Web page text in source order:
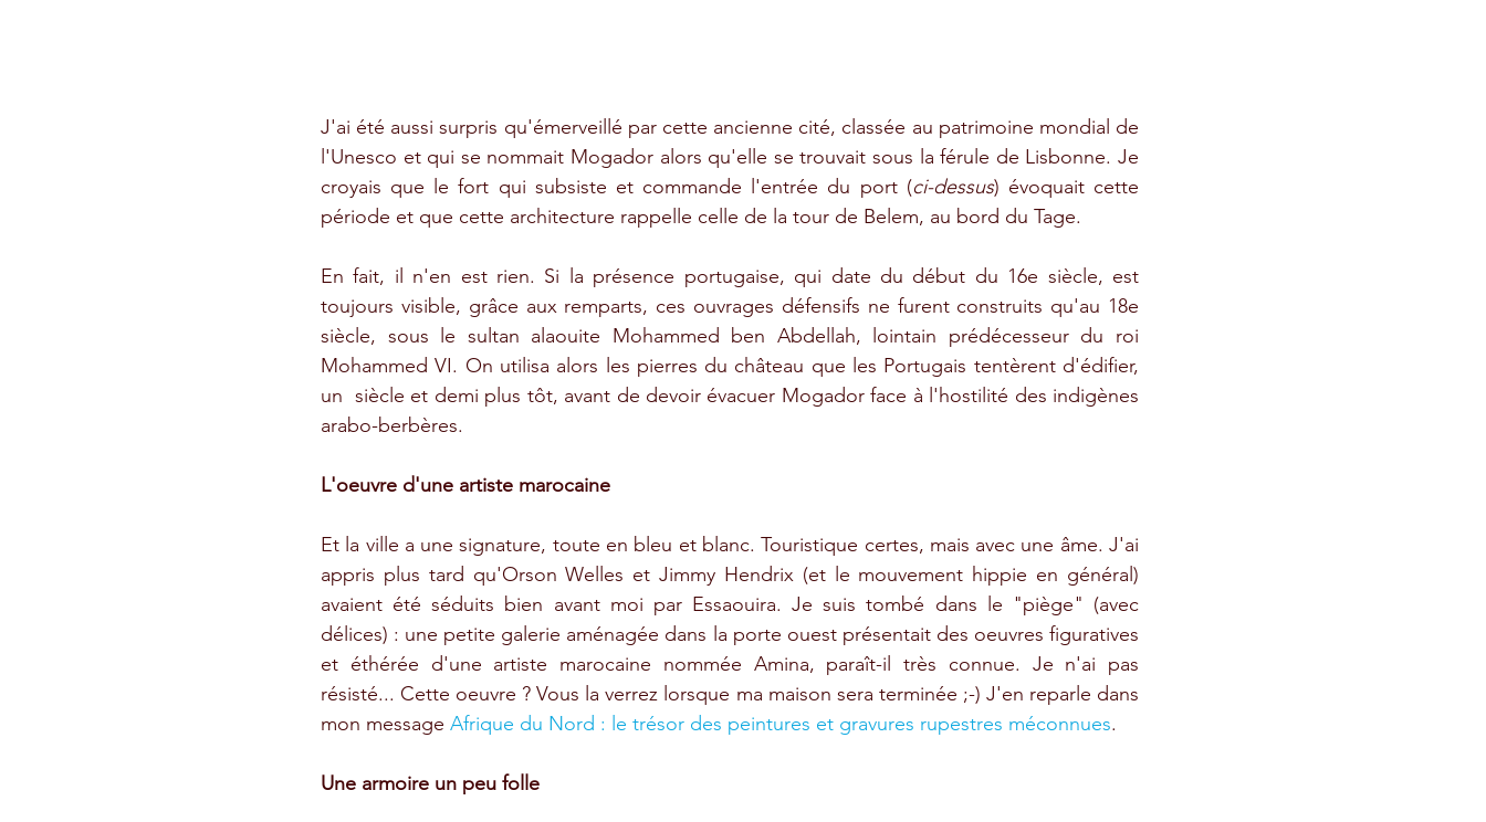
J'ai été aussi surpris qu'émerveillé par cette ancienne cité, classée au patrimoine mondial de
l'Unesco et qui se nommait Mogador alors qu'elle se trouvait sous la férule de Lisbonne. Je
croyais que le fort qui subsiste et commande l'entrée du port (ci-dessus) évoquait cette
période et que cette architecture rappelle celle de la tour de Belem, au bord du Tage.
En fait, il n'en est rien. Si la présence portugaise, qui date du début du 16e siècle, est
toujours visible, grâce aux remparts, ces ouvrages défensifs ne furent construits qu'au 18e
siècle, sous le sultan alaouite Mohammed ben Abdellah, lointain prédécesseur du roi
Mohammed VI. On utilisa alors les pierres du château que les Portugais tentèrent d'édifier,
un  siècle et demi plus tôt, avant de devoir évacuer Mogador face à l'hostilité des indigènes
arabo-berbères.
L'oeuvre d'une artiste marocaine
Et la ville a une signature, toute en bleu et blanc. Touristique certes, mais avec une âme. J'ai
appris plus tard qu'Orson Welles et Jimmy Hendrix (et le mouvement hippie en général)
avaient été séduits bien avant moi par Essaouira. Je suis tombé dans le "piège" (avec
délices) : une petite galerie aménagée dans la porte ouest présentait des oeuvres figuratives
et éthérée d'une artiste marocaine nommée Amina, paraît-il très connue. Je n'ai pas
résisté... Cette oeuvre ? Vous la verrez lorsque ma maison sera terminée ;-) J'en reparle dans
mon message Afrique du Nord : le trésor des peintures et gravures rupestres méconnues.
Une armoire un peu folle